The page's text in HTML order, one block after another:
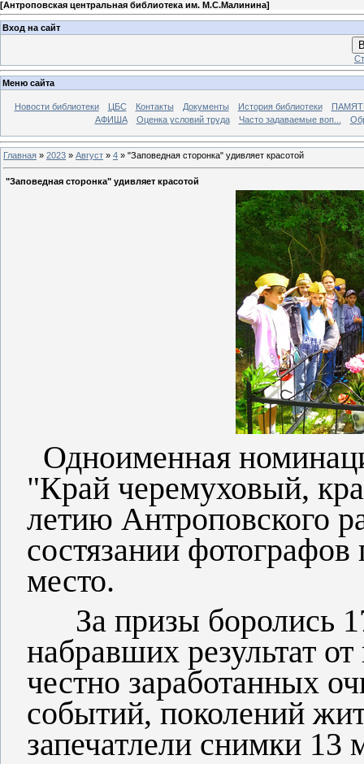
[Антроповская центральная библиотека им. М.С.Малинина]
Вход на сайт
Меню сайта
Новости библиотеки ЦБС Контакты Документы История библиотеки
АФИША
Оценка условий труда Часто задаваемые воп...
Главная » 2023 » Август » 4 » "Заповедная сторонка" удивляет красотой
"Заповедная сторонка" удивляет красотой
Одноименная
"Край черемуховый,
летию Антроповского
состязании фотографов
место.
За призы боролись
набравших результат
честно заработанных
событий, поколений
запечатлели снимки 13